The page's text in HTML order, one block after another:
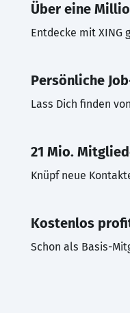
Über eine
Entdecke mit XING
Persönliche
Lass Dich finden
21 Mio.
Knüpf neue
Kostenlos
Schon als Basis-